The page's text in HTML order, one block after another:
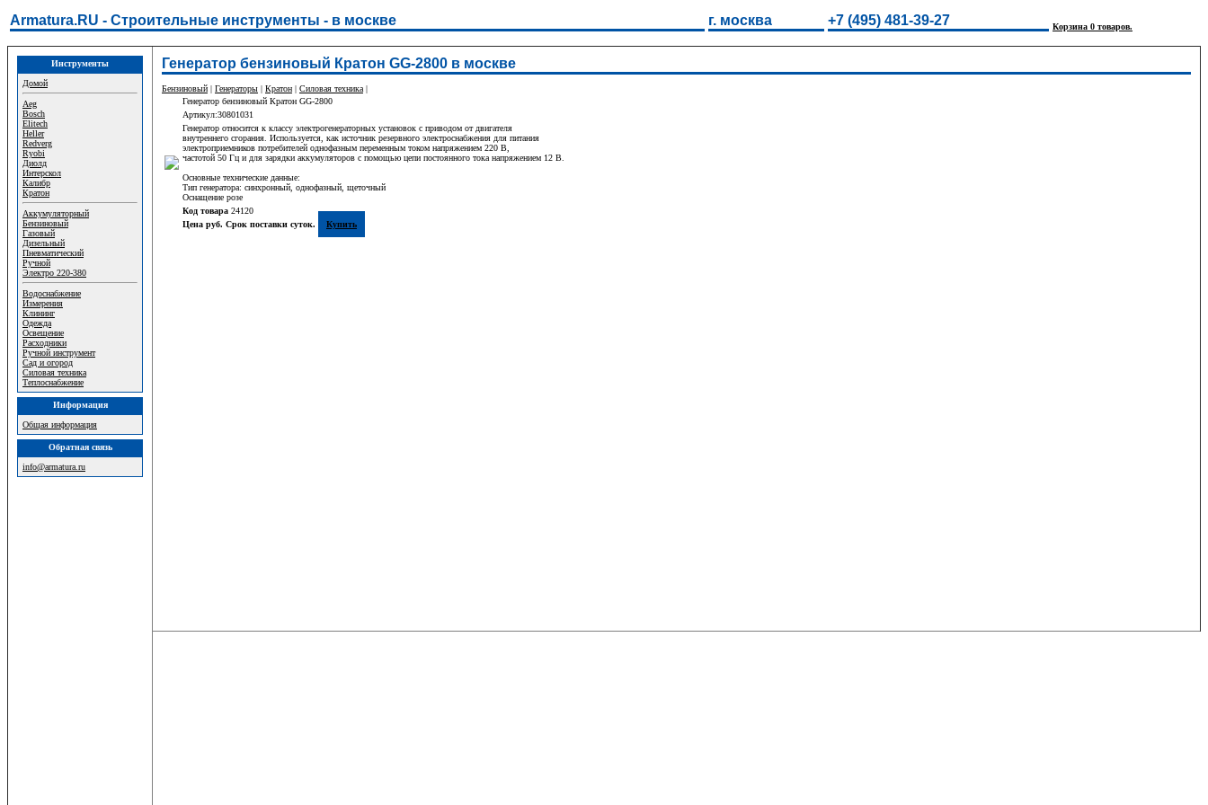
Armatura.RU - Строительные инструменты - в москве г. москва +7 (495) 481-39-27 Корзина 0 товаров.
Инструменты
Домой
Aeg
Bosch
Elitech
Heller
Redverg
Ryobi
Диолд
Интерскол
Калибр
Кратон
Аккумуляторный
Бензиновый
Газовый
Дизельный
Пневматический
Ручной
Электро 220-380
Водоснабжение
Измерения
Клининг
Одежда
Освещение
Расходники
Ручной инструмент
Сад и огород
Силовая техника
Теплоснабжение
Информация
Общая информация
Обратная связь
info@armatura.ru
Генератор бензиновый Кратон GG-2800 в москве
Бензиновый | Генераторы | Кратон | Силовая техника |
Генератор бензиновый Кратон GG-2800
Артикул:30801031
Генератор относится к классу электрогенераторных установок с приводом от двигателя
внутреннего сгорания. Используется, как источник резервного электроснабжения для питания
электроприемников потребителей однофазным переменным током напряжением 220 В,
частотой 50 Гц и для зарядки аккумуляторов с помощью цепи постоянного тока напряжением 12 В.
Основные технические данные:
Тип генератора: синхронный, однофазный, щеточный
Оснащение розе
Код товара 24120
Цена руб. Срок поставки суток.
Купить